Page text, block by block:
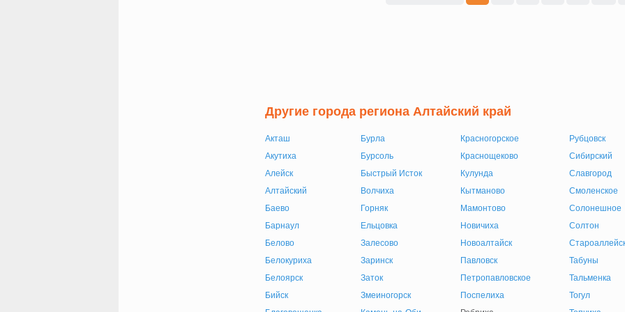
Другие города региона Алтайский край
Акташ
Акутиха
Алейск
Алтайский
Баево
Барнаул
Белово
Белокуриха
Белоярск
Бийск
Бурла
Бурсоль
Быстрый Исток
Волчиха
Горняк
Ельцовка
Залесово
Заринск
Заток
Змеиногорск
Красногорское
Краснощеково
Кулунда
Кытманово
Мамонтово
Новичиха
Новоалтайск
Павловск
Петропавловское
Поспелиха
Рубцовск
Сибирский
Славгород
Смоленское
Солонешное
Солтон
Табуны
Тальменка
Тогул